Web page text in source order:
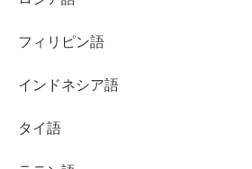
フィリピン語
インドネシア語
タイ語